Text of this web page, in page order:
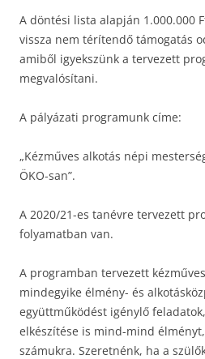
A döntési lista alapján 1.000.000
vissza nem térítendő támogatás
amiből igyekszünk a tervezett
megvalósítani.
A pályázati programunk címe:
„Kézműves alkotás népi
ÖKO-san”.
A 2020/21-es tanévre tervezett
folyamatban van.
A programban tervezett
mindegyike élmény- és
együttműködést igénylő
elkészítése is mind-mind
számukra. Szeretnénk, ha a